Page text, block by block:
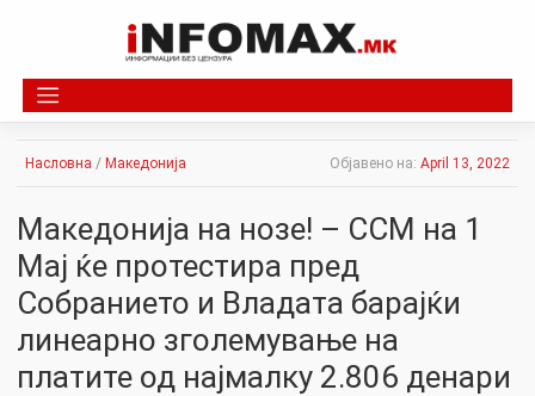
Насловна / Македонија Објавено на: April 13, 2022
Македонија на нозе! – ССМ на 1
Мај ќе протестира пред
Собранието и Владата барајќи
линеарно зголемување на
платите од најмалку 2.806 денари